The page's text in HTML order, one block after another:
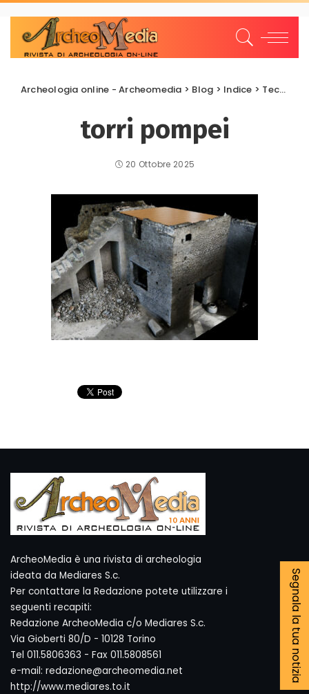
Archeologia online - Archeomedia > Blog > Indice > Tecnologie e risorse
torri pompei
20 Ottobre 2025
Segnala la tua notizia
ArcheoMedia è una rivista di archeologia
ideata da Mediares S.c.
Per contattare la Redazione potete utilizzare i
seguenti recapiti:
Redazione ArcheoMedia c/o Mediares S.c.
Via Gioberti 80/D - 10128 Torino
Tel 011.5806363 - Fax 011.5808561
e-mail: redazione@archeomedia.net
http://www.mediares.to.it